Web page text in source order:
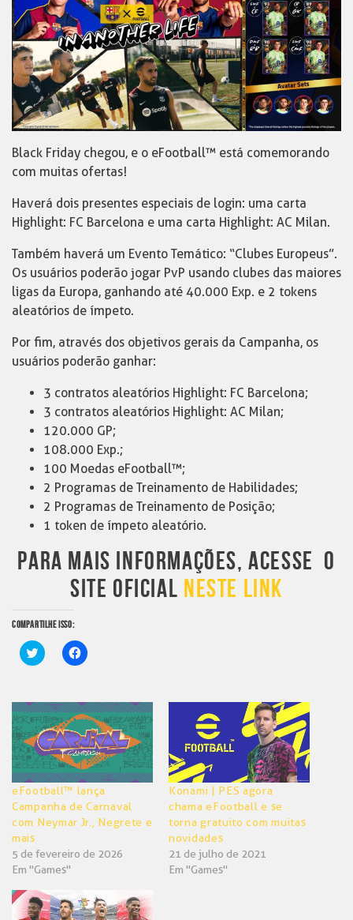
Black Friday chegou, e o eFootball™ está comemorando
com muitas ofertas!
Haverá dois presentes especiais de login: uma carta
Highlight: FC Barcelona e uma carta Highlight: AC Milan.
Também haverá um Evento Temático: “Clubes Europeus”.
Os usuários poderão jogar PvP usando clubes das maiores
ligas da Europa, ganhando até 40.000 Exp. e 2 tokens
aleatórios de ímpeto.
Por fim, através dos objetivos gerais da Campanha, os
usuários poderão ganhar:
3 contratos aleatórios Highlight: FC Barcelona;
3 contratos aleatórios Highlight: AC Milan;
120.000 GP;
108.000 Exp.;
100 Moedas eFootball™;
2 Programas de Treinamento de Habilidades;
2 Programas de Treinamento de Posição;
1 token de ímpeto aleatório.
PARA MAIS INFORMAÇÕES, ACESSE O
SITE OFICIAL NESTE LINK
COMPARTILHE ISSO:
Clique
para
em
nova
janela)
Clique
para
em
nova
janela)
eFootball™ lança
Campanha de Carnaval
com Neymar Jr., Negrete e
mais
5 de fevereiro de 2026
Em "Games"
Konami | PES agora
chama eFootball e se
torna gratuito com muitas
novidades
21 de julho de 2021
Em "Games"